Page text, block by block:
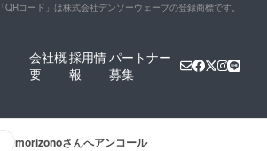
「QRコード」は株式会社デンソーウェーブの登録商標です。
会社概
要
採用情
報
パートナー
募集
morizonoさんへアンコール